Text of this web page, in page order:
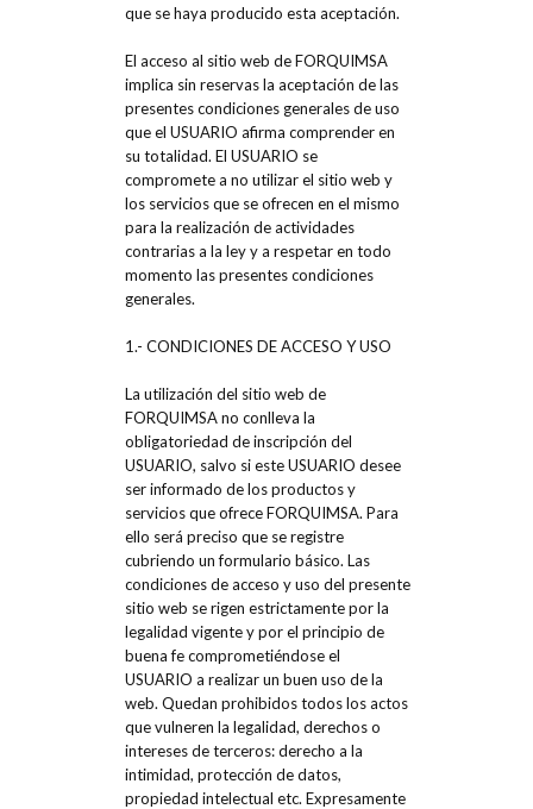
que se haya producido esta aceptación.
El acceso al sitio web de FORQUIMSA
implica sin reservas la aceptación de las
presentes condiciones generales de uso
que el USUARIO afirma comprender en
su totalidad. El USUARIO se
compromete a no utilizar el sitio web y
los servicios que se ofrecen en el mismo
para la realización de actividades
contrarias a la ley y a respetar en todo
momento las presentes condiciones
generales.
1.- CONDICIONES DE ACCESO Y USO
La utilización del sitio web de
FORQUIMSA no conlleva la
obligatoriedad de inscripción del
USUARIO, salvo si este USUARIO desee
ser informado de los productos y
servicios que ofrece FORQUIMSA. Para
ello será preciso que se registre
cubriendo un formulario básico. Las
condiciones de acceso y uso del presente
sitio web se rigen estrictamente por la
legalidad vigente y por el principio de
buena fe comprometiéndose el
USUARIO a realizar un buen uso de la
web. Quedan prohibidos todos los actos
que vulneren la legalidad, derechos o
intereses de terceros: derecho a la
intimidad, protección de datos,
propiedad intelectual etc. Expresamente